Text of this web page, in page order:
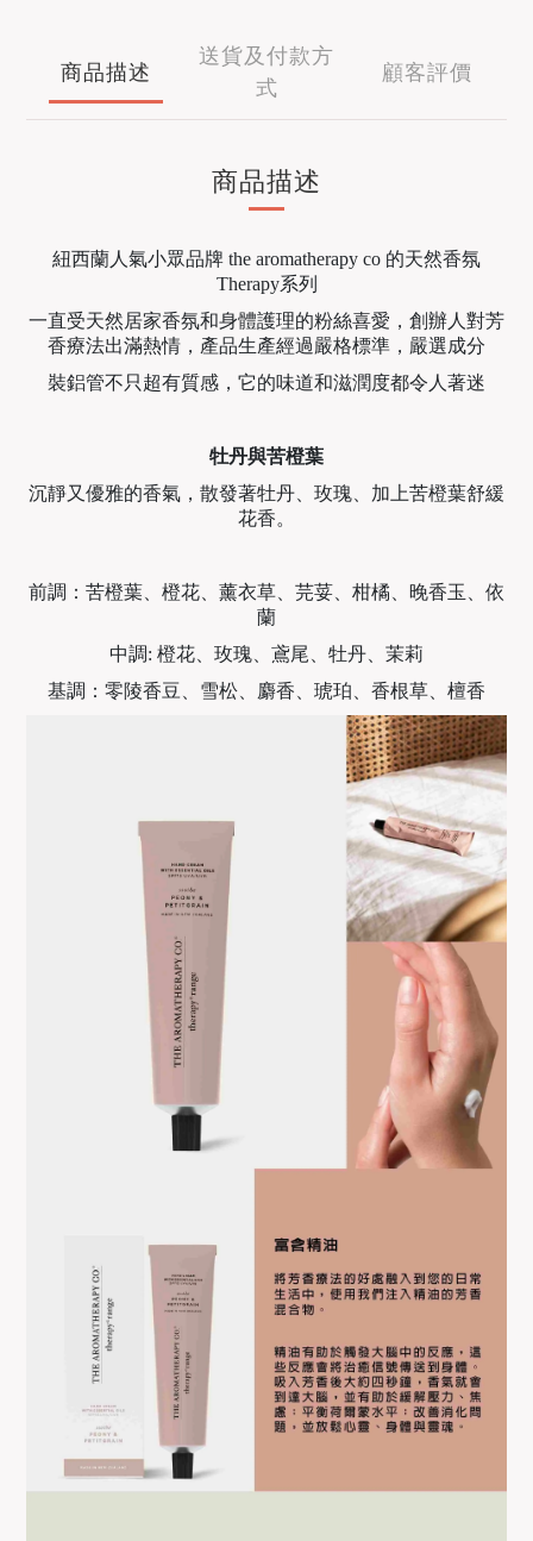
商品描述
送貨及付款方
式
顧客評價
商品描述
紐西蘭人氣小眾品牌 the aromatherapy co 的天然香氛
Therapy系列
一直受天然居家香氛和身體護理的粉絲喜愛，創辦人對芳
香療法出滿熱情，產品生產經過嚴格標準，嚴選成分
裝鋁管不只超有質感，它的味道和滋潤度都令人著迷
牡丹與苦橙葉
沉靜又優雅的香氣，散發著牡丹、玫瑰、加上苦橙葉舒緩
花香。
前調：苦橙葉、橙花、薰衣草、芫荽、柑橘、晚香玉、依
蘭
中調: 橙花、玫瑰、鳶尾、牡丹、茉莉
基調：零陵香豆、雪松、麝香、琥珀、香根草、檀香